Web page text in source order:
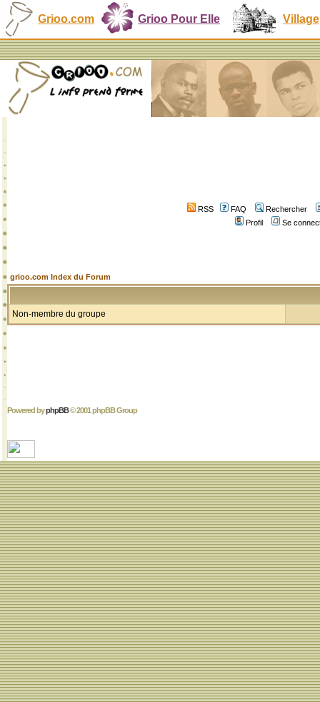
Grioo.com Grioo Pour Elle Village
RSS FAQ
Rechercher
Profil
Se
grioo.com Index du Forum
Non-membre du groupe
Powered byphpBB© 2001 phpBB Group